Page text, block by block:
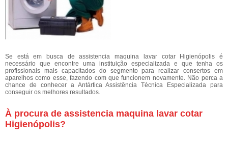
Se está em busca de assistencia maquina lavar cotar Higienópolis é
necessário que encontre uma instituição especializada e que tenha os
profissionais mais capacitados do segmento para realizar consertos em
aparelhos como esse, fazendo com que funcionem novamente. Não perca a
chance de conhecer a Antártica Assistência Técnica Especializada para
conseguir os melhores resultados.
À procura de assistencia maquina lavar cotar
Higienópolis?